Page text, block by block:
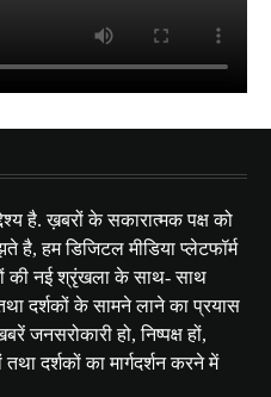
है. ख़बरों के सकारात्मक पक्ष को
है, हम डिजिटल मीडिया प्लेटफॉर्म
की नई श्रृंखला के साथ- साथ
दर्शकों के सामने लाने का प्रयास
जनसरोकारी हो, निष्पक्ष हों,
दर्शकों का मार्गदर्शन करने में